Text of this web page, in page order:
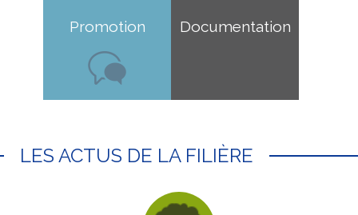
Promotion Documentation
LES ACTUS DE LA FILIÈRE